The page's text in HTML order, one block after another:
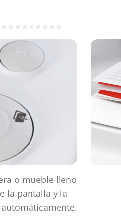
o mueble lleno
la pantalla y la